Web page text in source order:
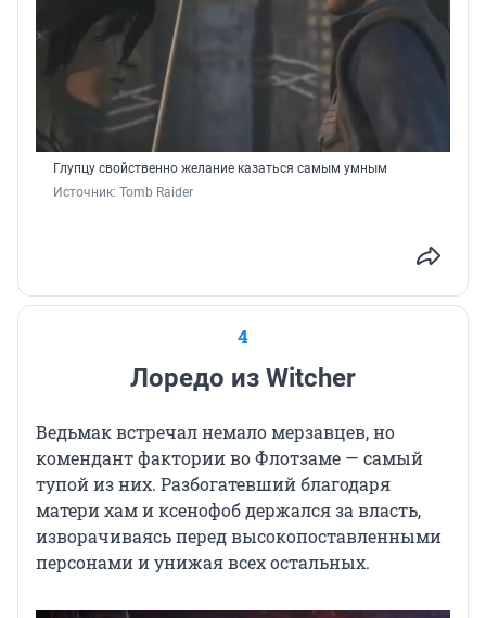
Глупцу свойственно желание казаться самым умным
Источник: Tomb Raider
4
Лоредо из Witcher
Ведьмак встречал немало мерзавцев, но
комендант фактории во Флотзаме — самый
тупой из них. Разбогатевший благодаря
матери хам и ксенофоб держался за власть,
изворачиваясь перед высокопоставленными
персонами и унижая всех остальных.